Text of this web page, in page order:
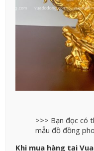
>>> Bạn đọc có
mẫu đồ đồng
Khi mua hàng tại